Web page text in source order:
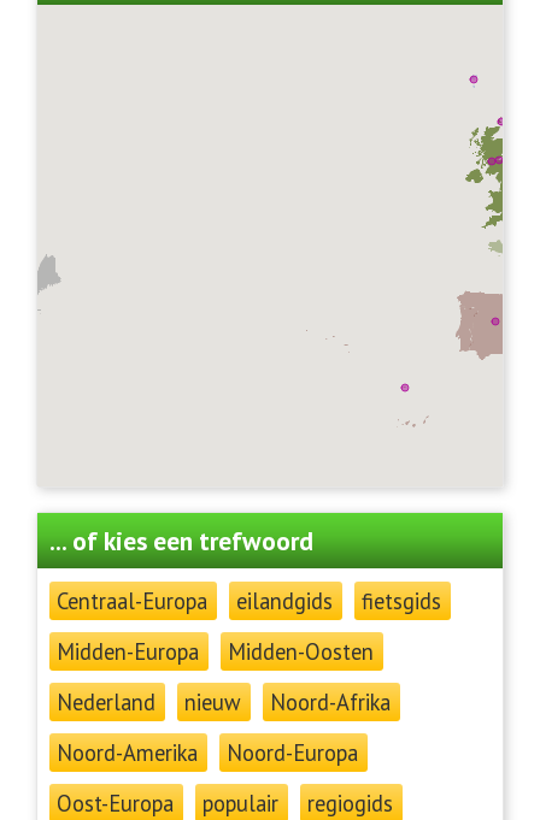
... of kies een trefwoord
Centraal-Europa eilandgids
fietsgids
Midden-Europa
Midden-Oosten
Nederland
nieuw
Noord-Afrika
Noord-Amerika
Noord-Europa
Oost-Europa
populair
regiogids